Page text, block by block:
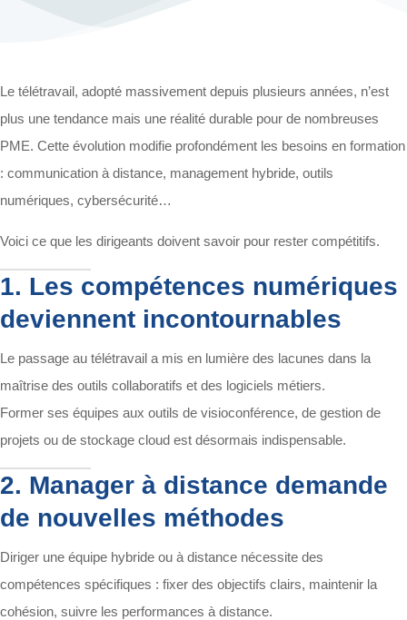
Le télétravail, adopté massivement depuis plusieurs années, n’est
plus une tendance mais une réalité durable pour de nombreuses
PME. Cette évolution modifie profondément les besoins en formation
: communication à distance, management hybride, outils
numériques, cybersécurité…
Voici ce que les dirigeants doivent savoir pour rester compétitifs.
1. Les compétences numériques
deviennent incontournables
Le passage au télétravail a mis en lumière des lacunes dans la
maîtrise des outils collaboratifs et des logiciels métiers.
Former ses équipes aux outils de visioconférence, de gestion de
projets ou de stockage cloud est désormais indispensable.
2. Manager à distance demande
de nouvelles méthodes
Diriger une équipe hybride ou à distance nécessite des
compétences spécifiques : fixer des objectifs clairs, maintenir la
cohésion, suivre les performances à distance.